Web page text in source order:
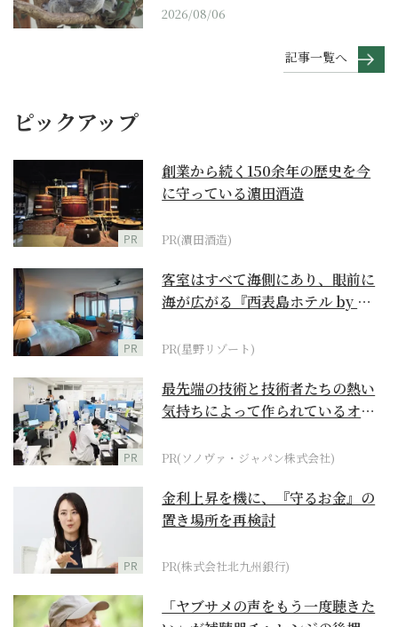
2026/08/06
記事一覧へ
ピックアップ
PR
創業から続く150余年の歴史を今
に守っている濵田酒造
PR(濵田酒造)
PR
客室はすべて海側にあり、眼前に
海が広がる『西表島ホテル by 星
PR(星野リゾート)
PR
最先端の技術と技術者たちの熱い
気持ちによって作られているオー
PR(ソノヴァ・ジャパン株式会社)
PR
金利上昇を機に、『守るお金』の
置き場所を再検討
PR(株式会社北九州銀行)
「ヤブサメの声をもう一度聴きた